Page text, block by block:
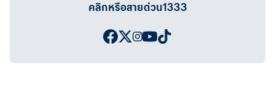
คลิกหรือสายด่วน1333